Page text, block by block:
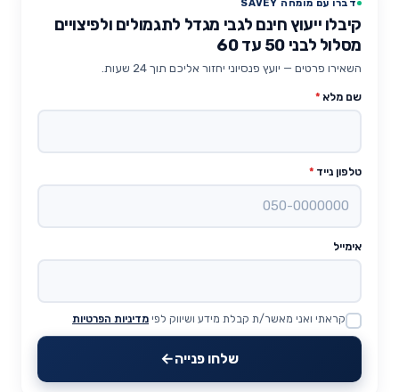
דברו עם מומחה SAVEY
קיבלו ייעוץ חינם לגבי מגדל לתגמולים ולפיצויים
מסלול לבני 50 עד 60
השאירו פרטים — יועץ פנסיוני יחזור אליכם תוך 24 שעות.
שם מלא *
טלפון נייד *
אימייל
Website
קראתי ואני מאשר/ת קבלת מידע ושיווק לפי מדיניות הפרטיות
שלחו פנייה